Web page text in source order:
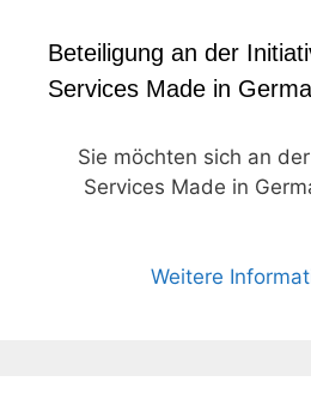
Beteiligung an der
Services Made in
Sie möchten sich an
Services Made in
Weitere